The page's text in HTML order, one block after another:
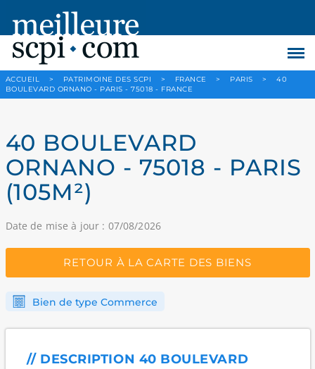
ACCUEIL > PATRIMOINE DES SCPI > FRANCE > PARIS >
40
BOULEVARD ORNANO - PARIS - 75018 - FRANCE
40 BOULEVARD
ORNANO - 75018 - PARIS
(105M²)
Date de mise à jour : 07/08/2026
RETOUR À LA CARTE DES BIENS
Bien de type Commerce
// DESCRIPTION 40 BOULEVARD